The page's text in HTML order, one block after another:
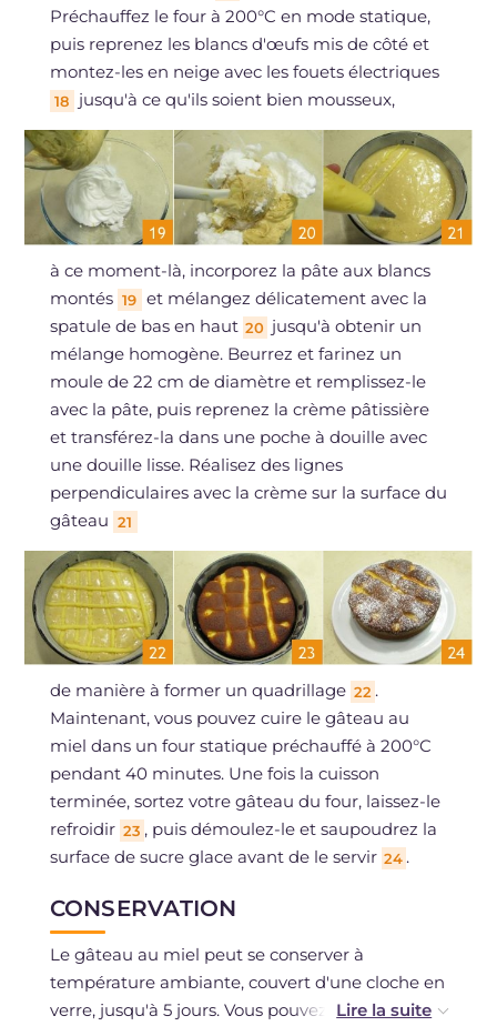
Préchauffez le four à 200°C en mode statique,
puis reprenez les blancs d'œufs mis de côté et
montez-les en neige avec les fouets électriques
18 jusqu'à ce qu'ils soient bien mousseux,
à ce moment-là, incorporez la pâte aux blancs
montés 19 et mélangez délicatement avec la
spatule de bas en haut 20 jusqu'à obtenir un
mélange homogène. Beurrez et farinez un
moule de 22 cm de diamètre et remplissez-le
avec la pâte, puis reprenez la crème pâtissière
et transférez-la dans une poche à douille avec
une douille lisse. Réalisez des lignes
perpendiculaires avec la crème sur la surface du
gâteau 21
de manière à former un quadrillage 22 .
Maintenant, vous pouvez cuire le gâteau au
miel dans un four statique préchauffé à 200°C
pendant 40 minutes. Une fois la cuisson
terminée, sortez votre gâteau du four, laissez-le
refroidir 23 , puis démoulez-le et saupoudrez la
surface de sucre glace avant de le servir 24 .
CONSERVATION
Le gâteau au miel peut se conserver à
température ambiante, couvert d'une cloche en
verre, jusqu'à 5 jours. Vous pouvez le congeler